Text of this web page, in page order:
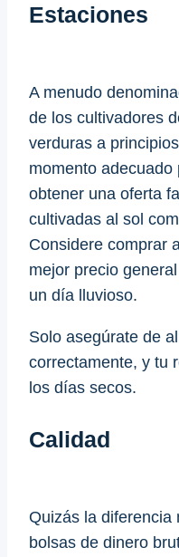
Estaciones
A menudo
de los cultivadores
verduras a
momento
obtener una oferta
cultivadas al sol
Considere comprar
mejor precio
un día lluvioso.
Solo asegúrate de
correctamente, y tu
los días secos.
Calidad
Quizás la diferencia
bolsas de dinero